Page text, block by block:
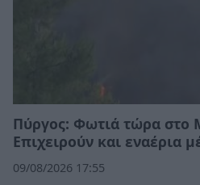
Πύργος: Φωτιά τώρα στο
Επιχειρούν και εναέρια
09/08/2026 17:55